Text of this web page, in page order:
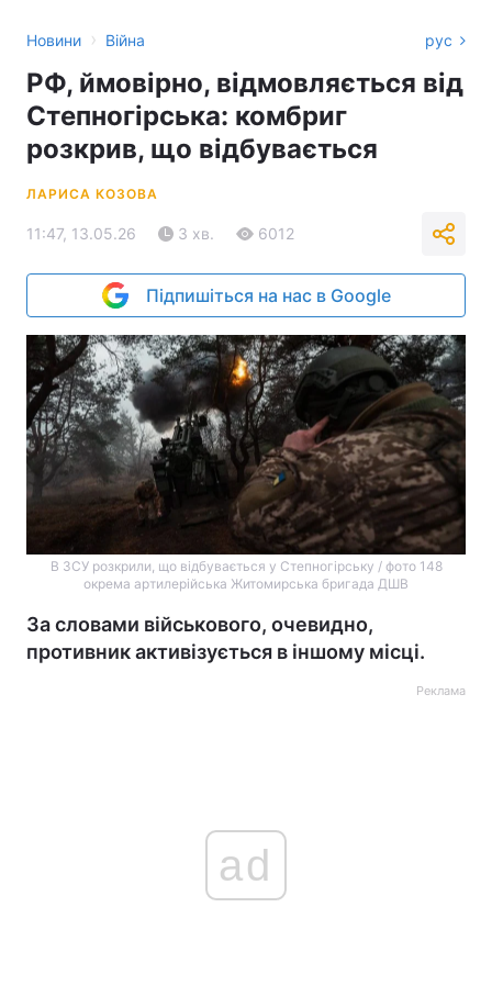
Новини › Війна рус
РФ, ймовірно, відмовляється від
Степногірська: комбриг
розкрив, що відбувається
ЛАРИСА КОЗОВА
11:47, 13.05.26 3 хв. 6012
Підпишіться на нас в Google
В ЗСУ розкрили, що відбувається у Степногірську / фото 148
окрема артилерійська Житомирська бригада ДШВ
За словами військового, очевидно,
противник активізується в іншому місці.
Реклама
ad